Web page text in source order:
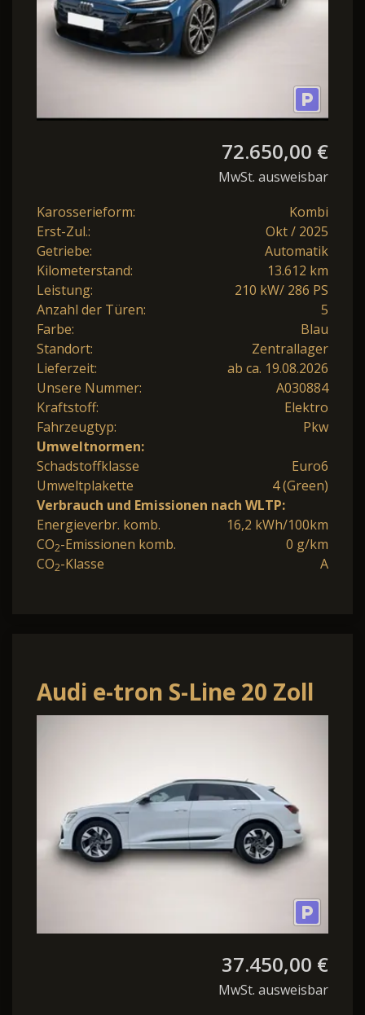
72.650,00 €
MwSt. ausweisbar
Karosserieform:
Kombi
Erst-Zul.:
Okt / 2025
Getriebe:
Automatik
Kilometerstand:
13.612 km
Leistung:
210 kW/ 286 PS
Anzahl der Türen:
5
Farbe:
Blau
Standort:
Zentrallager
Lieferzeit:
ab ca. 19.08.2026
Unsere Nummer:
A030884
Kraftstoff:
Elektro
Fahrzeugtyp:
Pkw
Umweltnormen:
Schadstoffklasse
Euro6
Umweltplakette
4 (Green)
Verbrauch und Emissionen nach WLTP:
Energieverbr. komb.
16,2 kWh/100km
CO2-Emissionen komb.
0 g/km
CO2-Klasse A
Audi e-tron S-Line 20 Zoll
Kamera el.Klappe Navi
37.450,00 €
MwSt. ausweisbar